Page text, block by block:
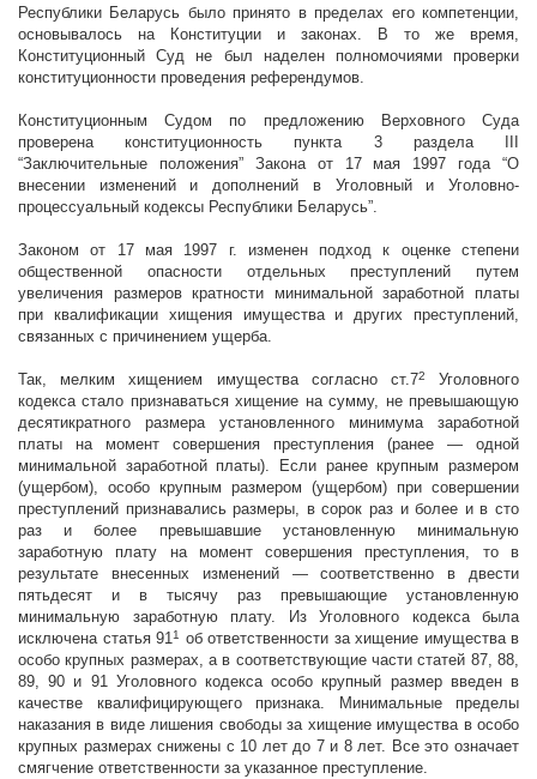
Республики Беларусь было принято в пределах его компетенции,
основывалось на Конституции и законах. В то же время,
Конституционный Суд не был наделен полномочиями проверки
конституционности проведения референдумов.
Конституционным Судом по предложению Верховного Суда
проверена конституционность пункта 3 раздела III
“Заключительные положения” Закона от 17 мая 1997 года “О
внесении изменений и дополнений в Уголовный и Уголовно-
процессуальный кодексы Республики Беларусь”.
Законом от 17 мая 1997 г. изменен подход к оценке степени
общественной опасности отдельных преступлений путем
увеличения размеров кратности минимальной заработной платы
при квалификации хищения имущества и других преступлений,
связанных с причинением ущерба.
Так, мелким хищением имущества согласно ст.72
Уголовного
кодекса стало признаваться хищение на сумму, не превышающую
десятикратного размера установленного минимума заработной
платы на момент совершения преступления (ранее — одной
минимальной заработной платы). Если ранее крупным размером
(ущербом), особо крупным размером (ущербом) при совершении
преступлений признавались размеры, в сорок раз и более и в сто
раз и более превышавшие установленную минимальную
заработную плату на момент совершения преступления, то в
результате внесенных изменений — соответственно в двести
пятьдесят и в тысячу раз превышающие установленную
минимальную заработную плату. Из Уголовного кодекса была
исключена статья 911
об ответственности за хищение имущества в
особо крупных размерах, а в соответствующие части статей 87, 88,
89, 90 и 91 Уголовного кодекса особо крупный размер введен в
качестве квалифицирующего признака. Минимальные пределы
наказания в виде лишения свободы за хищение имущества в особо
крупных размерах снижены с 10 лет до 7 и 8 лет. Все это означает
смягчение ответственности за указанное преступление.